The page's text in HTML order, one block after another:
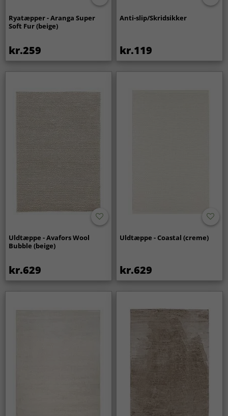
Ryatæpper - Aranga Super
Soft Fur (beige)
kr.259
Anti-slip/Skridsikker
kr.119
Uldtæppe - Avafors Wool
Bubble (beige)
kr.629
Uldtæppe - Coastal (creme)
kr.629